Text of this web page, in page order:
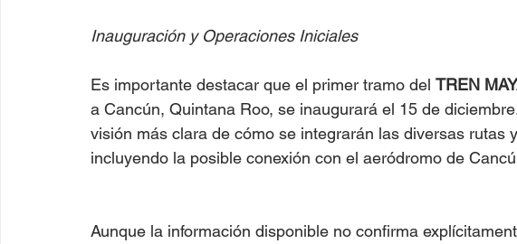
Inauguración y Operaciones Iniciales
Es importante destacar que el primer tramo del TREN
a Cancún, Quintana Roo, se inaugurará el 15 de
visión más clara de cómo se integrarán las diversas rutas y
incluyendo la posible conexión con el aeródromo de
Aunque la información disponible no confirma